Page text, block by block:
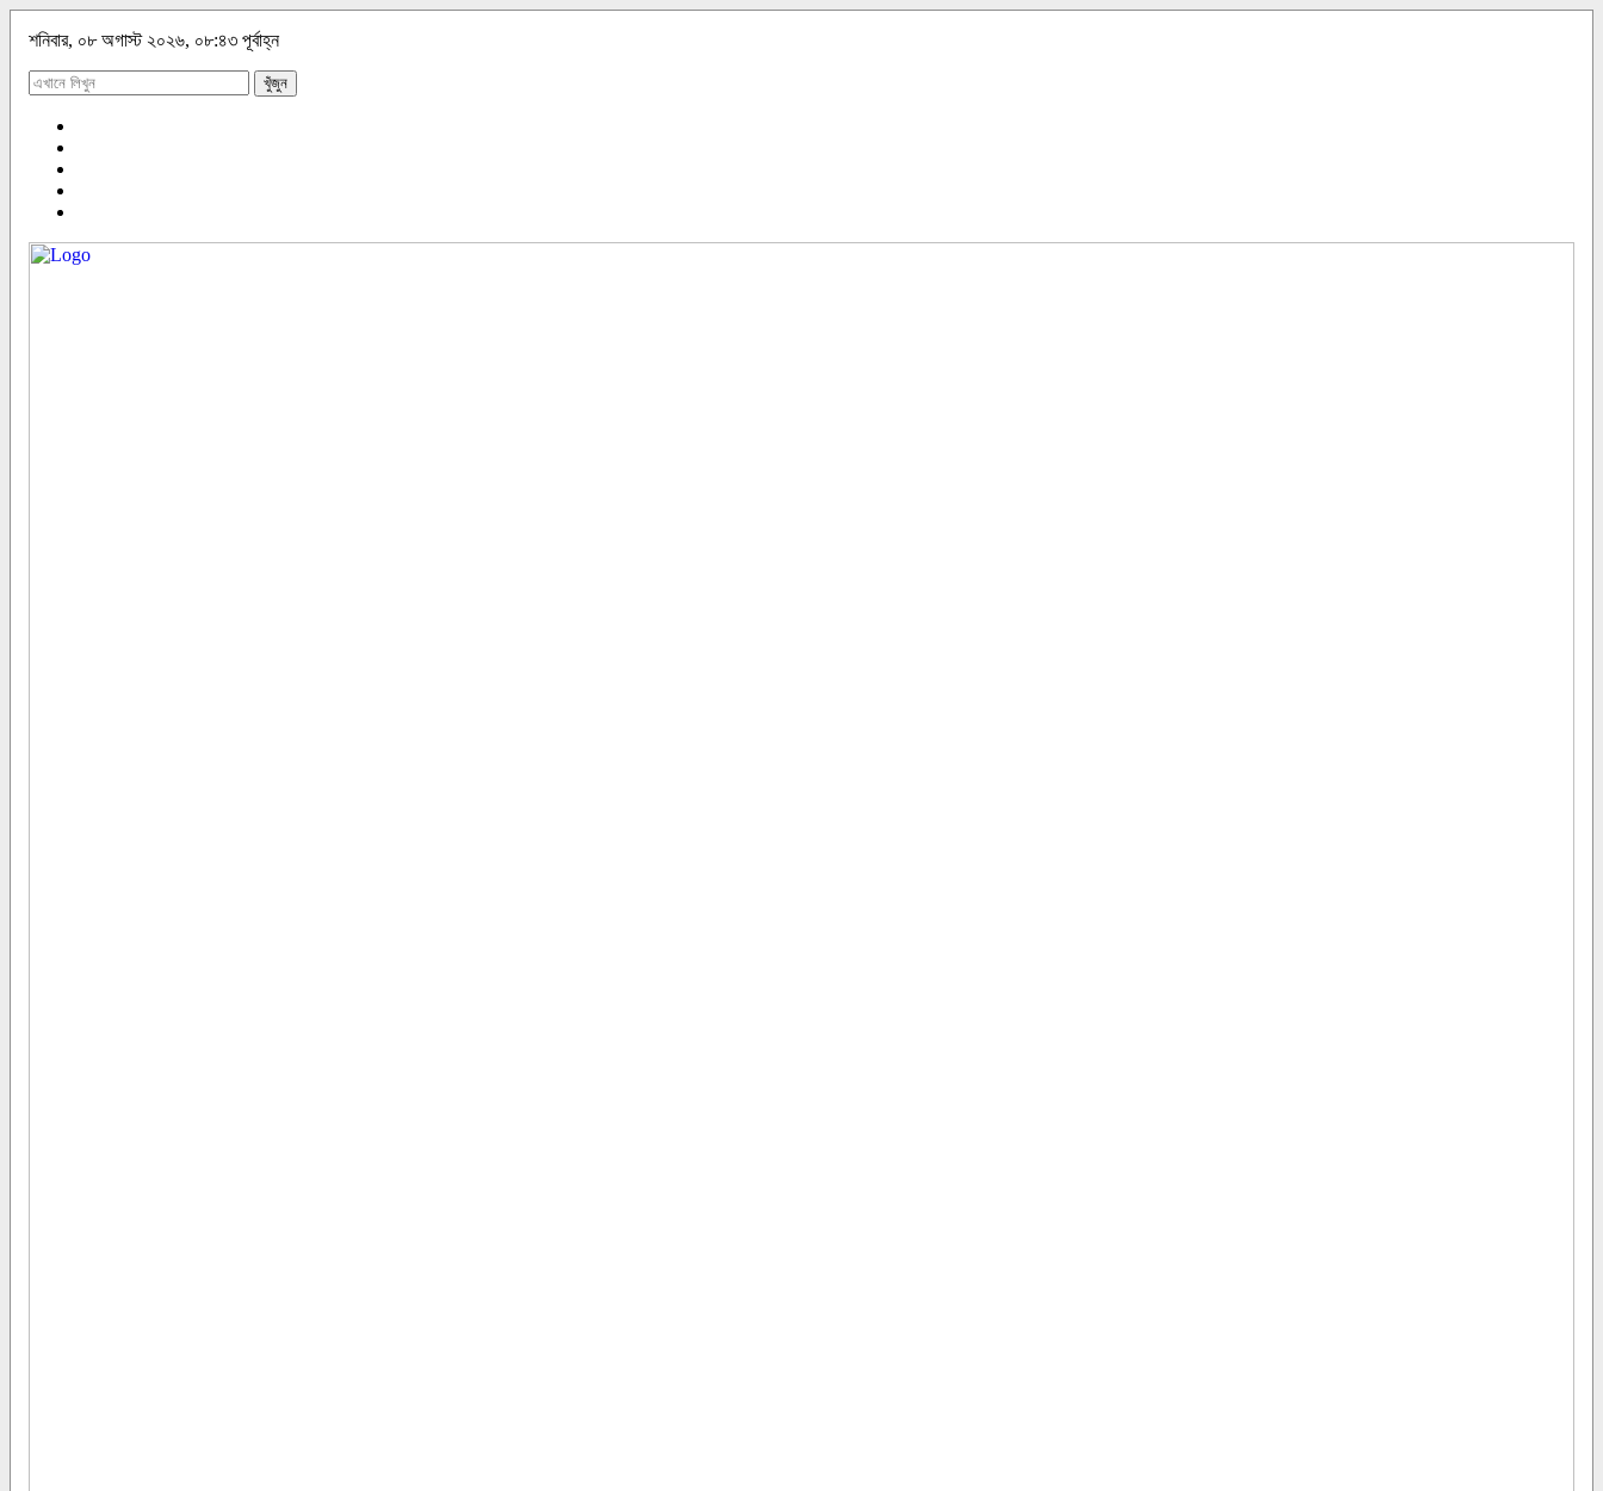
শনিবার, ০৮ অগাস্ট ২০২৬, ০৮:৪৩ পূর্বাহ্ন
খুঁজুন